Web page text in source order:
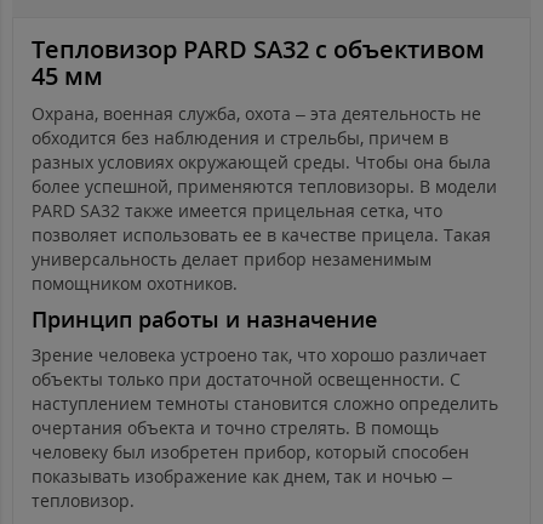
Тепловизор PARD SA32 с объективом
45 мм
Охрана, военная служба, охота – эта деятельность не
обходится без наблюдения и стрельбы, причем в
разных условиях окружающей среды. Чтобы она была
более успешной, применяются тепловизоры. В модели
PARD SA32 также имеется прицельная сетка, что
позволяет использовать ее в качестве прицела. Такая
универсальность делает прибор незаменимым
помощником охотников.
Принцип работы и назначение
Зрение человека устроено так, что хорошо различает
объекты только при достаточной освещенности. С
наступлением темноты становится сложно определить
очертания объекта и точно стрелять. В помощь
человеку был изобретен прибор, который способен
показывать изображение как днем, так и ночью –
тепловизор.